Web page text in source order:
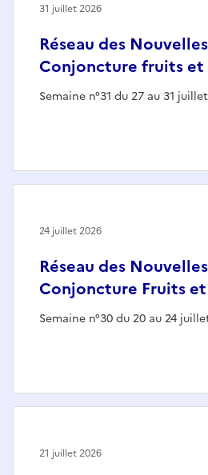
Réseau des
Conjoncture fruits et
Semaine n°31 du 27 au 31
31 juillet 2026
Réseau des
Conjoncture Fruits et
Semaine n°30 du 20 au 24
24 juillet 2026
21 juillet 2026